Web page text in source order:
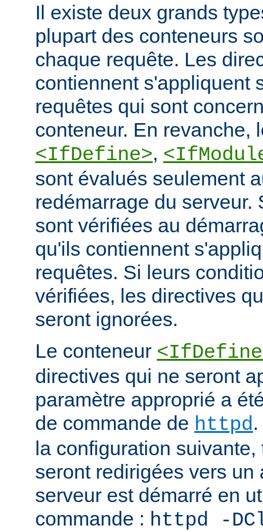
Il existe deux grands
plupart des conteneurs
chaque requête. Les
contiennent s'appliquent
requêtes qui sont
conteneur. En revanche,
<IfDefine>,
sont évalués seulement
redémarrage du serveur.
sont vérifiées au
qu'ils contiennent
requêtes. Si leurs
vérifiées, les directives
seront ignorées.
Le conteneur
directives qui ne seront
paramètre approprié a
de commande de httpd
la configuration
seront redirigées vers un
serveur est démarré en
commande : httpd -